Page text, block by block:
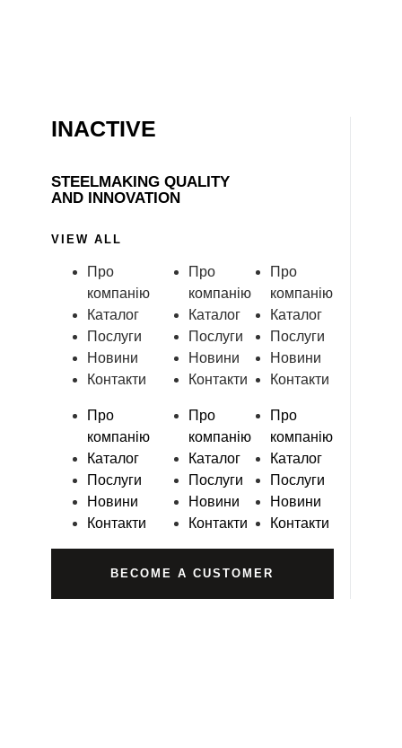
INACTIVE
STEELMAKING QUALITY
AND INNOVATION
VIEW ALL
Про
компанію
Каталог
Послуги
Новини
Контакти
Про
компанію
Каталог
Послуги
Новини
Контакти
Про
компанію
Каталог
Послуги
Новини
Контакти
Про
компанію
Каталог
Послуги
Новини
Контакти
Про
компанію
Каталог
Послуги
Новини
Контакти
Про
компанію
Каталог
Послуги
Новини
Контакти
BECOME A CUSTOMER